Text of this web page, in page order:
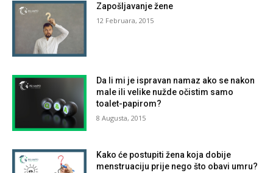
Zapošljavanje žene
12 Februara, 2015
Da li mi je ispravan namaz ako se nakon
male ili velike nužde očistim samo
toalet-papirom?
8 Augusta, 2015
Kako će postupiti žena koja dobije
menstruaciju prije nego što obavi umru?